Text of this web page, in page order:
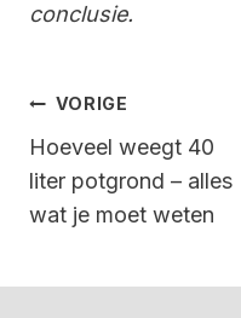
conclusie.
Bericht
Navigatie
VORIGE
Hoeveel weegt 40
liter potgrond – alles
wat je moet weten